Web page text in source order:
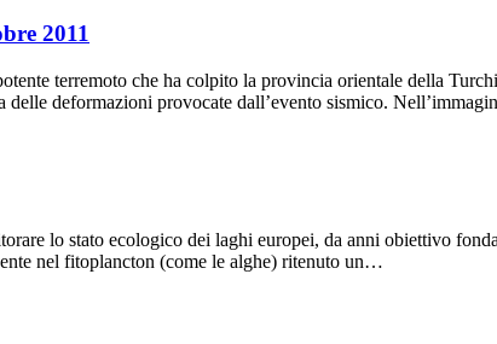
2011
terremoto che ha colpito la provincia orientale della
deformazioni provocate dall’evento sismico.
lo stato ecologico dei laghi europei, da anni obiettivo
nel fitoplancton (come le alghe) ritenuto un…